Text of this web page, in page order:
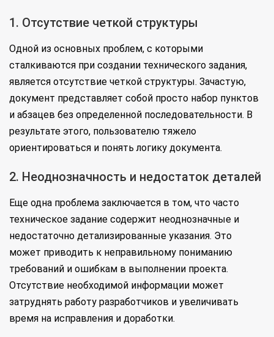
1. Отсутствие четкой структуры
Одной из основных проблем, с которыми
сталкиваются при создании технического задания,
является отсутствие четкой структуры. Зачастую,
документ представляет собой просто набор пунктов
и абзацев без определенной последовательности. В
результате этого, пользователю тяжело
ориентироваться и понять логику документа.
2. Неоднозначность и недостаток деталей
Еще одна проблема заключается в том, что часто
техническое задание содержит неоднозначные и
недостаточно детализированные указания. Это
может приводить к неправильному пониманию
требований и ошибкам в выполнении проекта.
Отсутствие необходимой информации может
затруднять работу разработчиков и увеличивать
время на исправления и доработки.